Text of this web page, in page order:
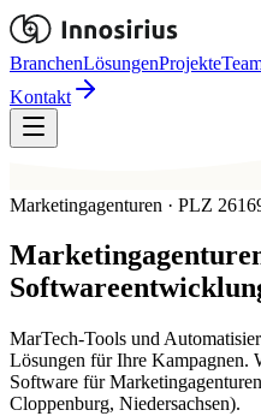
BranchenLösungenProjekte
Kontakt
Marketingagenturen · PLZ
MarTech-Tools und
Lösungen für Ihre Kampagnen.
Software für
Cloppenburg, Niedersachsen).